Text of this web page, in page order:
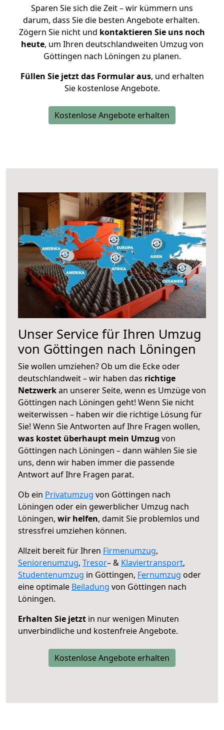
Sparen Sie sich die Zeit – wir kümmern uns
darum, dass Sie die besten Angebote erhalten.
Zögern Sie nicht und kontaktieren Sie uns noch
heute, um Ihren deutschlandweiten Umzug von
Göttingen nach Löningen zu planen.
Füllen Sie jetzt das Formular aus, und erhalten
Sie kostenlose Angebote.
Kostenlose Angebote erhalten
Unser Service für Ihren Umzug
von Göttingen nach Löningen
Sie wollen umziehen? Ob um die Ecke oder
deutschlandweit – wir haben das richtige
Netzwerkan unserer Seite, wenn es Umzüge von
Göttingen nach Löningen geht! Wenn Sie nicht
weiterwissen – haben wir die richtige Lösung für
Sie! Wenn Sie Antworten auf Ihre Fragen wollen,
was kostet überhaupt mein Umzug von
Göttingen nach Löningen – dann wählen Sie sie
uns, denn wir haben immer die passende
Antwort auf Ihre Fragen parat.
Ob ein Privatumzug von Göttingen nach
Löningen oder ein gewerblicher Umzug nach
Löningen, wir helfen, damit Sie problemlos und
stressfrei umziehen können.
Allzeit bereit für Ihren Firmenumzug,
Seniorenumzug, Tresor– & Klaviertransport,
Studentenumzug in Göttingen, Fernumzug oder
eine optimale Beiladung von Göttingen nach
Löningen.
Erhalten Sie jetzt in nur wenigen Minuten
unverbindliche und kostenfreie Angebote.
Kostenlose Angebote erhalten